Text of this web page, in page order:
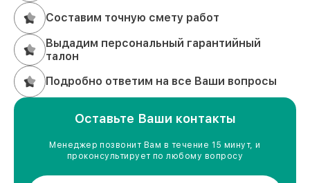
Составим точную смету работ
Выдадим персональный гарантийный
талон
Подробно ответим на все Ваши вопросы
Оставьте Ваши контакты
Менеджер позвонит Вам в течение 15 минут, и
проконсультирует по любому вопросу